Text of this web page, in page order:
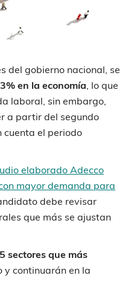
del gobierno nacional, se
en la economía , lo que
laboral, sin embargo,
a partir del segundo
cuenta el periodo
elaborado Adecco
mayor demanda para
debe revisar
que más se ajustan
5 sectores que más
y continuarán en la